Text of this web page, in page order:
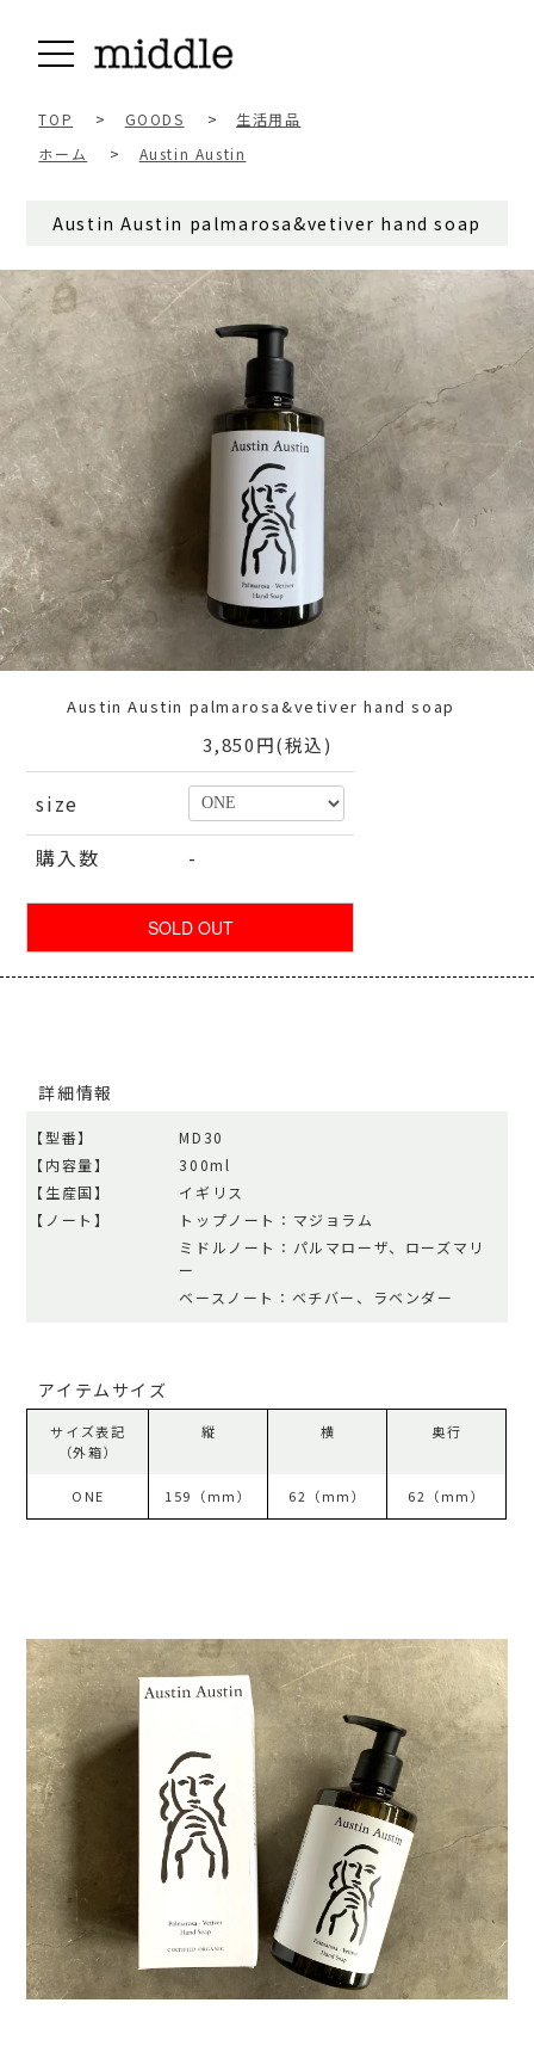
TOP > GOODS >
生活用品
ホーム
> Austin Austin
Austin Austin palmarosa&vetiver hand soap
Austin Austin palmarosa&vetiver hand soap
3,850円(税込)
size
購入数
-
詳細情報
【型番】
MD30
【内容量】
300ml
【生産国】
イギリス
【ノート】
トップノート：マジョラム
ミドルノート：パルマローザ、ローズマリ
ー
ベースノート：ベチバー、ラベンダー
アイテムサイズ
サイズ表記
（外箱）
縦 横 奥行
ONE 159（mm） 62（mm） 62（mm）